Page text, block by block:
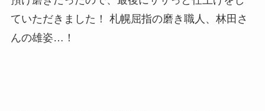
ていただきました！ 札幌屈指の磨き職人、林田さ
んの雄姿…！